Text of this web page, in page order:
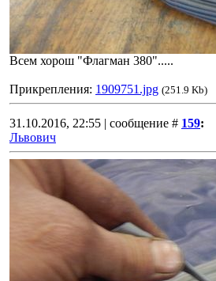
Всем хорош "Флагман 380".....
Прикрепления: 1909751.jpg (251.9 Kb)
31.10.2016, 22:55 | сообщение # 159:
Львович